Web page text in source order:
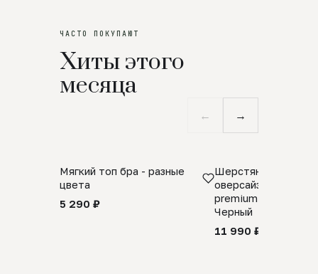
ЧАСТО ПОКУПАЮТ
Хиты этого
месяца
← →
Мягкий топ бра - разные
цвета
5 290 ₽
Шерстяной свитер
оверсайз 100%
premium merino
Черный
11 990 ₽